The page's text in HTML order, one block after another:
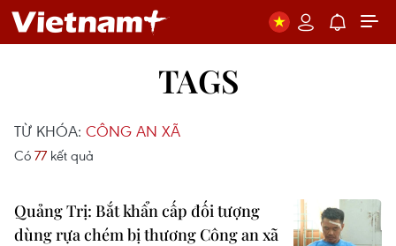
TAGS
TỪ KHÓA: CÔNG AN XÃ
Có 77 kết quả
Quảng Trị: Bắt khẩn cấp đối tượng
dùng rựa chém bị thương Công an xã